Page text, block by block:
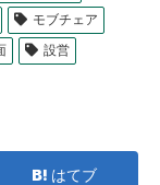
モブチェア
設営
はてブ